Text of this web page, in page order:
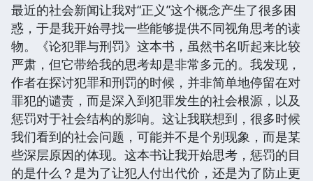
最近的社会新闻让我对“正义”这个概念产生了很多困
惑，于是我开始寻找一些能够提供不同视角思考的读
物。《论犯罪与刑罚》这本书，虽然书名听起来比较
严肃，但它带给我的思考却是非常多元的。我发现，
作者在探讨犯罪和刑罚的时候，并非简单地停留在对
罪犯的谴责，而是深入到犯罪发生的社会根源，以及
惩罚对于社会结构的影响。这让我联想到，很多时候
我们看到的社会问题，可能并不是个别现象，而是某
些深层原因的体现。这本书让我开始思考，惩罚的目
的是什么？是为了让犯人付出代价，还是为了防止更